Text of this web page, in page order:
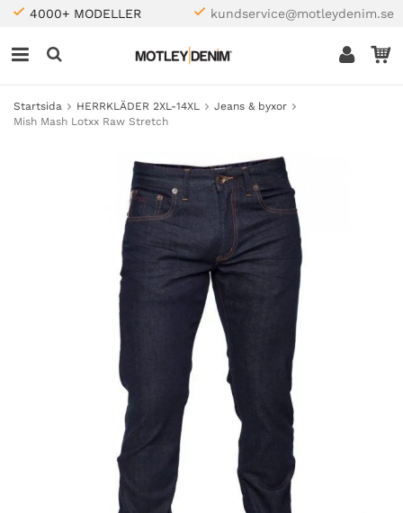
4000+ MODELLER kundservice@motleydenim.se
Startsida HERRKLÄDER 2XL-14XL
Jeans & byxor
Mish Mash Lotxx Raw Stretch